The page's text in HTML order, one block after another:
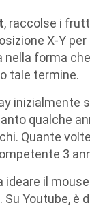
, raccolse i
X-Y
nella forma
tale termine.
inizialmente
qualche
Quante
3
ideare il
Youtube, è